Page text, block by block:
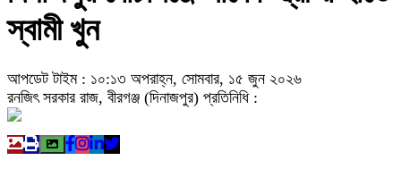
স্বামী খুন
আপডেট টাইম : ১০:১৩ অপরাহ্ন, সোমবার, ১৫ জুন ২০২৬
রনজিৎ সরকার রাজ, বীরগঞ্জ (দিনাজপুর) প্রতিনিধি :